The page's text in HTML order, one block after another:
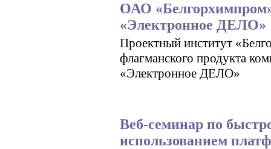
ОАО
«Электронное ДЕЛО»
Проектный институт
флагманского продукта
«Электронное ДЕЛО»
Веб-семинар по
использованием